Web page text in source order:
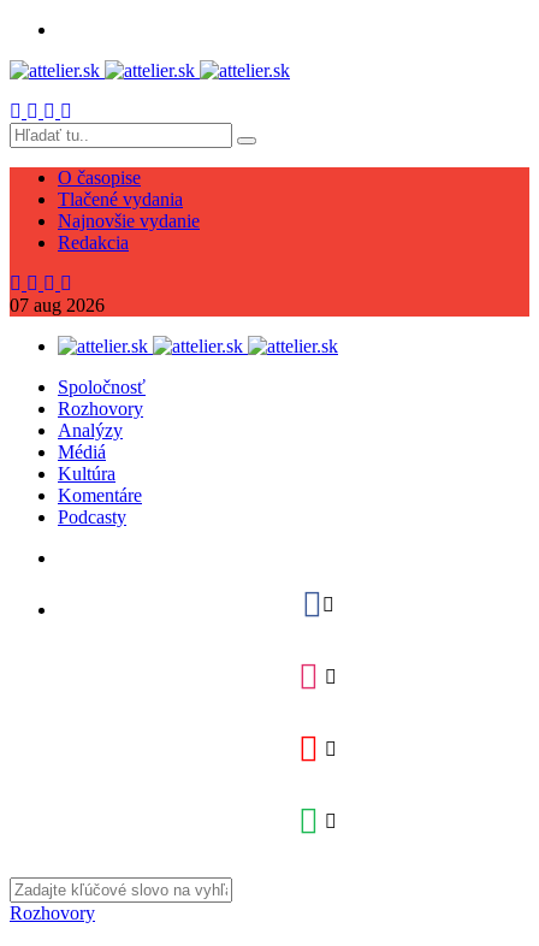
O časopise
Tlačené vydania
Najnovšie vydanie
Redakcia
07 aug 2026
Spoločnosť
Rozhovory
Analýzy
Médiá
Kultúra
Komentáre
Podcasty
Rozhovory